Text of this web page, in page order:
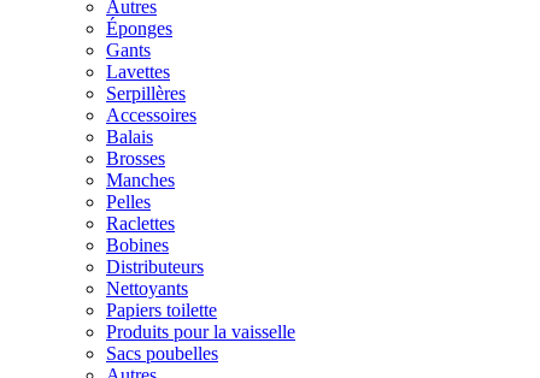
Autres
Éponges
Gants
Lavettes
Serpillères
Accessoires
Balais
Brosses
Manches
Pelles
Raclettes
Bobines
Distributeurs
Nettoyants
Papiers toilette
Produits pour la vaisselle
Sacs poubelles